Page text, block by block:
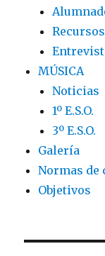
Recursos
MÚSICA
Noticias
1º E.S.O.
3º E.S.O.
Galería
Normas de
Objetivos